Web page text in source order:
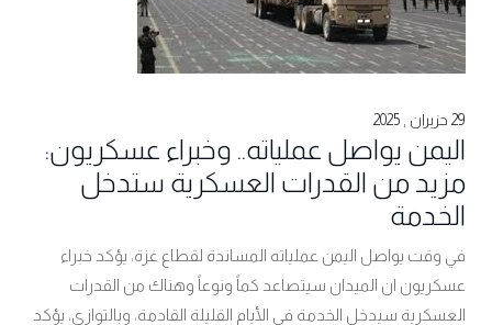
29 حزيران , 2025
اليمن يواصل عملياته.. وخبراء عسكريون:
مزيد من القدرات العسكرية ستدخل
الخدمة
في وقت يواصل اليمن عملياته المساندة لقطاع غزة، يؤكد خبراء
عسكريون ان الميدان سيتصاعد كماً ونوعاً وهناك من القدرات
العسكرية سيدخل الخدمة في الأيام القليلة القادمة، وبالتوازي، يؤكد